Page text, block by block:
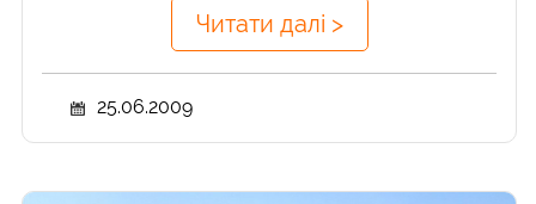
Читати далі >
25.06.2009